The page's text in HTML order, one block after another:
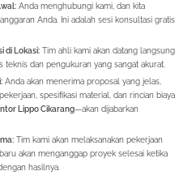
Anda menghubungi kami, dan kita
Anda. Ini adalah sesi konsultasi gratis
di Lokasi: Tim ahli kami akan datang langsung
teknis dan pengukuran yang sangat akurat.
Anda akan menerima proposal yang jelas,
spesifikasi material, dan rincian biaya
Lippo Cikarang—akan dijabarkan
Tim kami akan melaksanakan pekerjaan
akan menganggap proyek selesai ketika
hasilnya.